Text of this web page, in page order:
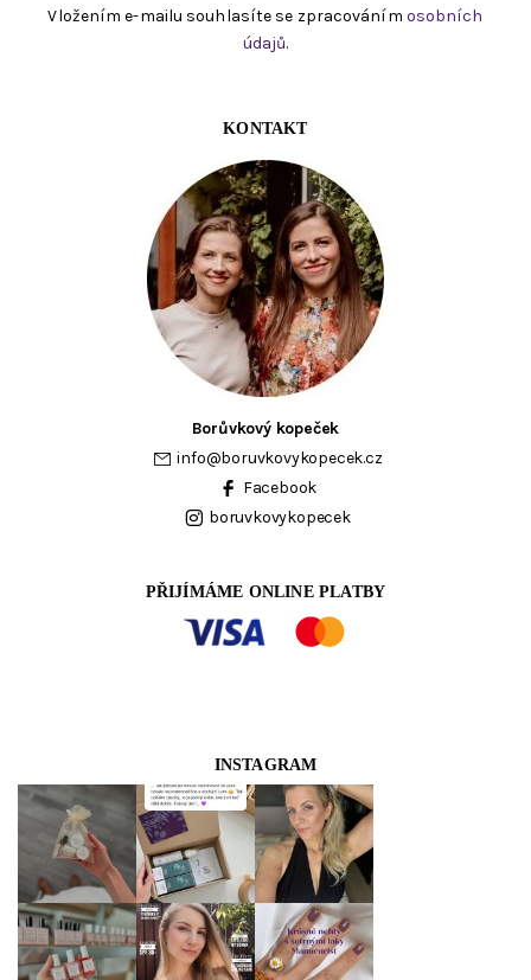
Vložením e-mailu souhlasíte se zpracováním osobních
údajů.
KONTAKT
Borůvkový kopeček
info@boruvkovykopecek.cz
Facebook
boruvkovykopecek
PŘIJÍMÁME ONLINE PLATBY
INSTAGRAM